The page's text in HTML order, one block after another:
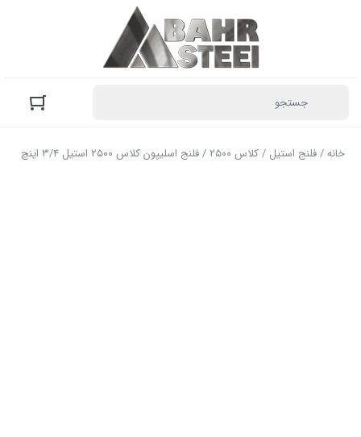
خانه/فلنج استیل /کلاس ۲۵۰۰ / فلنج اسلیپون کلاس ۲۵۰۰ استیل ۳/۴ اینچ